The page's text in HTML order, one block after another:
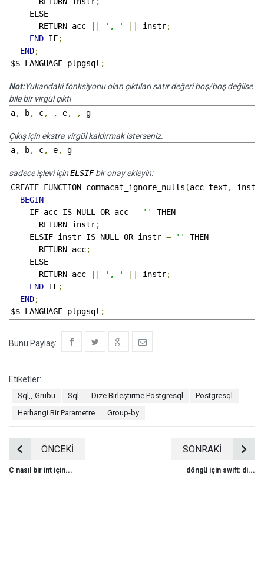
    ELSE
      RETURN acc
', ' instr;
END IF;
END;
$$ LANGUAGE plpgsql ;
Not:Yukarıdaki fonksiyonu olan çıktıları satır değeri boş/boş değilse
bile bir virgül çıktı
a, b, c, , e, , g
Çıkış için ekstra virgül kaldırmak isterseniz:
a, b, c, e, g
sadece işlevi içinELSIFbir onay ekleyin:
CREATE FUNCTION commacat_ignore_nulls (acc text ,
instr
BEGIN
    IF acc IS NULL OR acc
= ''
THEN
      RETURN instr
;
    ELSIF instr IS NULL OR instr
= ''
THEN
      RETURN acc
;
    ELSE
      RETURN acc
', ' instr;
END IF;
END;
$$ LANGUAGE plpgsql ;
Bunu Paylaş:
Etiketler:
Sql,,-Grubu Sql Dize Birleştirme Postgresql
Postgresql
Herhangi Bir Parametre
Group-by
ÖNCEKİ
C nasıl bir int için...
SONRAKİ
döngü için swift: di...